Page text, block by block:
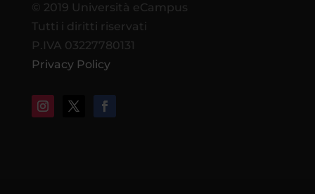
© 2019 Università eCampus
Tutti i diritti riservati
P.IVA 03227780131
Privacy Policy